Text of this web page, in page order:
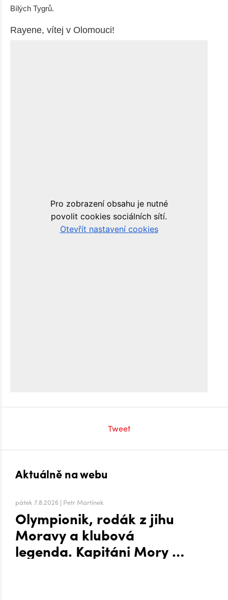
Bílých Tygrů.
Rayene, vítej v Olomouci!
Tweet
Aktuálně na webu
pátek 7.8.2026 | Petr Martínek
Olympionik, rodák z jihu
Moravy a klubová
legenda. Kapitáni Mory po